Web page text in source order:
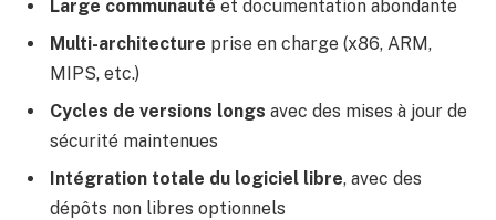
Large communauté et documentation abondante
Multi-architecture prise en charge (x86, ARM,
MIPS, etc.)
Cycles de versions longs avec des mises à jour de
sécurité maintenues
Intégration totale du logiciel libre, avec des
dépôts non libres optionnels